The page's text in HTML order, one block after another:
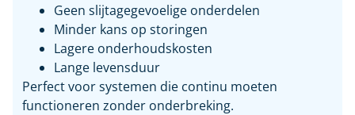
Geen slijtagegevoelige onderdelen
Minder kans op storingen
Lagere onderhoudskosten
Lange levensduur
Perfect voor systemen die continu moeten
functioneren zonder onderbreking.